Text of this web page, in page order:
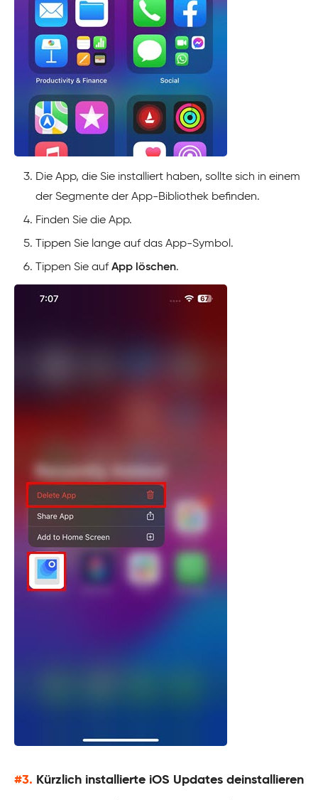
Die App, die Sie installiert haben, sollte sich in einem
der Segmente der App-Bibliothek befinden.
Finden Sie die App.
Tippen Sie lange auf das App-Symbol.
Tippen Sie aufApp löschen.
#3. Kürzlich installierte iOS Updates deinstallieren